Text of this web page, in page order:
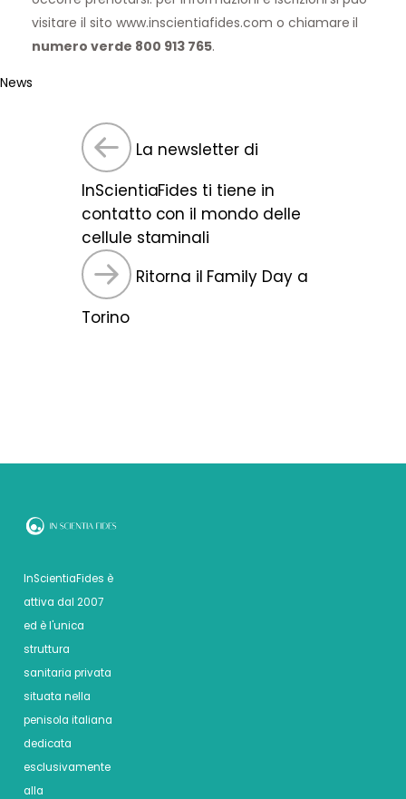
visitare il sito www.inscientiafides.com o chiamare il
numero verde 800 913 765.
News
La newsletter di
InScientiaFides ti tiene in
contatto con il mondo delle
cellule staminali
Ritorna il Family Day a
Torino
InScientiaFides è
attiva dal 2007
ed è l'unica
struttura
sanitaria privata
situata nella
penisola italiana
dedicata
esclusivamente
alla